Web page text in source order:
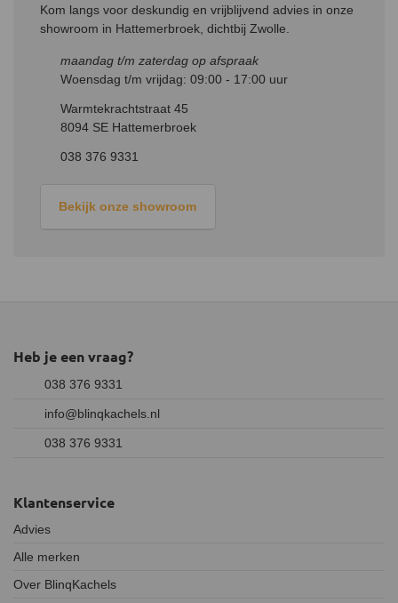
Kom langs voor deskundig en vrijblijvend advies in onze
showroom in Hattemerbroek, dichtbij Zwolle.
maandag t/m zaterdag op afspraak
Woensdag t/m vrijdag: 09:00 - 17:00 uur
Warmtekrachtstraat 45
8094 SE Hattemerbroek
038 376 9331
Bekijk onze showroom
Heb je een vraag?
038 376 9331
info@blinqkachels.nl
038 376 9331
Klantenservice
Advies
Alle merken
Over BlinqKachels